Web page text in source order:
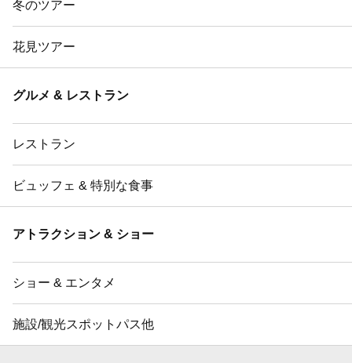
冬のツアー
花見ツアー
グルメ & レストラン
レストラン
ビュッフェ & 特別な食事
アトラクション & ショー
ショー & エンタメ
施設/観光スポットパス他